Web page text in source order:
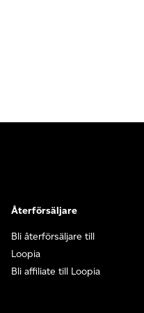
Återförsäljare
Bli återförsäljare till
Loopia
Bli affiliate till Loopia